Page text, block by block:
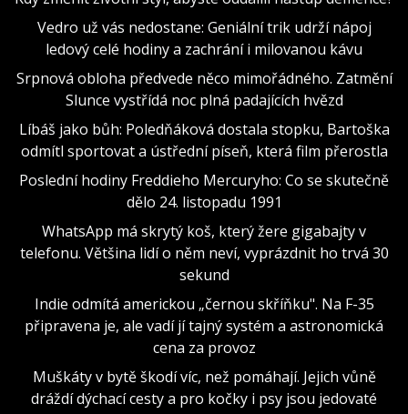
Vedro už vás nedostane: Geniální trik udrží nápoj
ledový celé hodiny a zachrání i milovanou kávu
Srpnová obloha předvede něco mimořádného. Zatmění
Slunce vystřídá noc plná padajících hvězd
Líbáš jako bůh: Poledňáková dostala stopku, Bartoška
odmítl sportovat a ústřední píseň, která film přerostla
Poslední hodiny Freddieho Mercuryho: Co se skutečně
dělo 24. listopadu 1991
WhatsApp má skrytý koš, který žere gigabajty v
telefonu. Většina lidí o něm neví, vyprázdnit ho trvá 30
sekund
Indie odmítá americkou „černou skříňku". Na F-35
připravena je, ale vadí jí tajný systém a astronomická
cena za provoz
Muškáty v bytě škodí víc, než pomáhají. Jejich vůně
dráždí dýchací cesty a pro kočky i psy jsou jedovaté